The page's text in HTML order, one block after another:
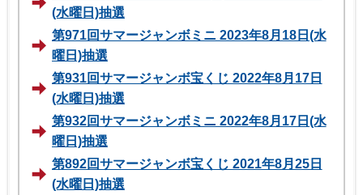
(水曜日)抽選
第971回サマージャンボミニ 2023年8月18日(水
曜日)抽選
第931回サマージャンボ宝くじ 2022年8月17日
(水曜日)抽選
第932回サマージャンボミニ 2022年8月17日(水
曜日)抽選
第892回サマージャンボ宝くじ 2021年8月25日
(水曜日)抽選